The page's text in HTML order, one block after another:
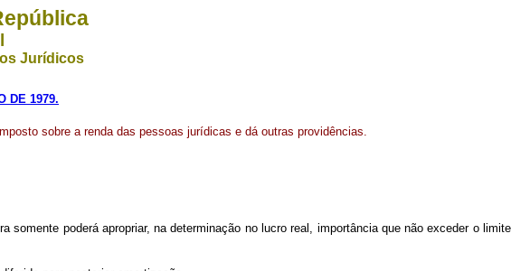
Jurídicos
DE 1979.
sobre a renda das pessoas jurídicas e dá outras providências.
poderá apropriar, na determinação no lucro real, importância que não exceder o limite